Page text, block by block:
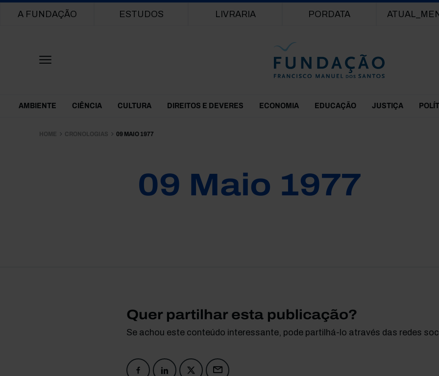
Main navigation
A FUNDAÇÃO ESTUDOS LIVRARIA PORDATA
Themes Menu
AMBIENTE CIÊNCIA CULTURA DIREITOS E DEVERES ECONOMIA EDUCAÇÃO JUSTIÇA
HOME CRONOLOGIAS 09 MAIO 1977
09 Maio 1977
Quer partilhar esta publicação?
Se achou este conteúdo interessante, pode partilhá-lo através das redes